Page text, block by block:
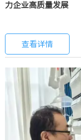
力企业高质量发展
查看详情